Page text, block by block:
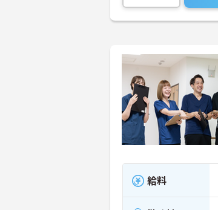
給料